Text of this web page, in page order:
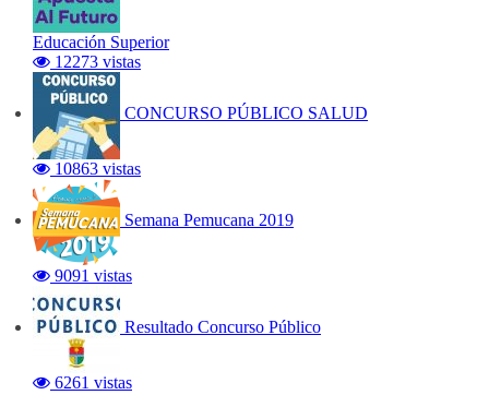
Educación Superior
12273 vistas
CONCURSO PÚBLICO SALUD
10863 vistas
Semana Pemucana 2019
9091 vistas
Resultado Concurso Público
6261 vistas